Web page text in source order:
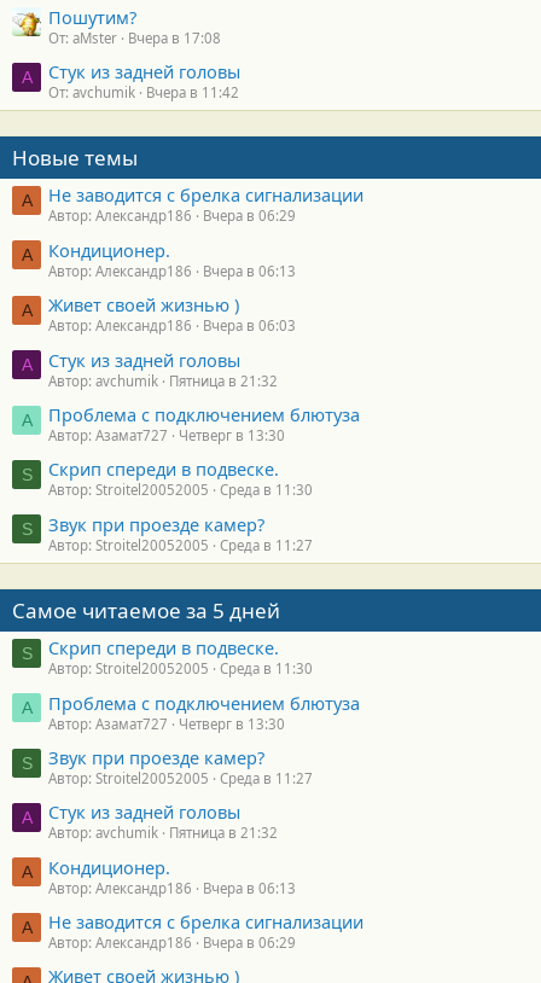
Пошутим?
От: aMster Вчера в 17:08
A Стук из задней головы
От: avchumik Вчера в 11:42
Новые темы
А Не заводится с брелка сигнализации
Автор: Александр186 Вчера в 06:29
А Кондиционер.
Автор: Александр186 Вчера в 06:13
А Живет своей жизнью )
Автор: Александр186 Вчера в 06:03
A Стук из задней головы
Автор: avchumik Пятница в 21:32
А Проблема с подключением блютуза
Автор: Азамат727 Четверг в 13:30
S Скрип спереди в подвеске.
Автор: Stroitel20052005 Среда в 11:30
S Звук при проезде камер?
Автор: Stroitel20052005 Среда в 11:27
Самое читаемое за 5 дней
S Скрип спереди в подвеске.
Автор: Stroitel20052005 Среда в 11:30
А Проблема с подключением блютуза
Автор: Азамат727 Четверг в 13:30
S Звук при проезде камер?
Автор: Stroitel20052005 Среда в 11:27
A Стук из задней головы
Автор: avchumik Пятница в 21:32
А Кондиционер.
Автор: Александр186 Вчера в 06:13
А Не заводится с брелка сигнализации
Автор: Александр186 Вчера в 06:29
Живет своей жизнью )